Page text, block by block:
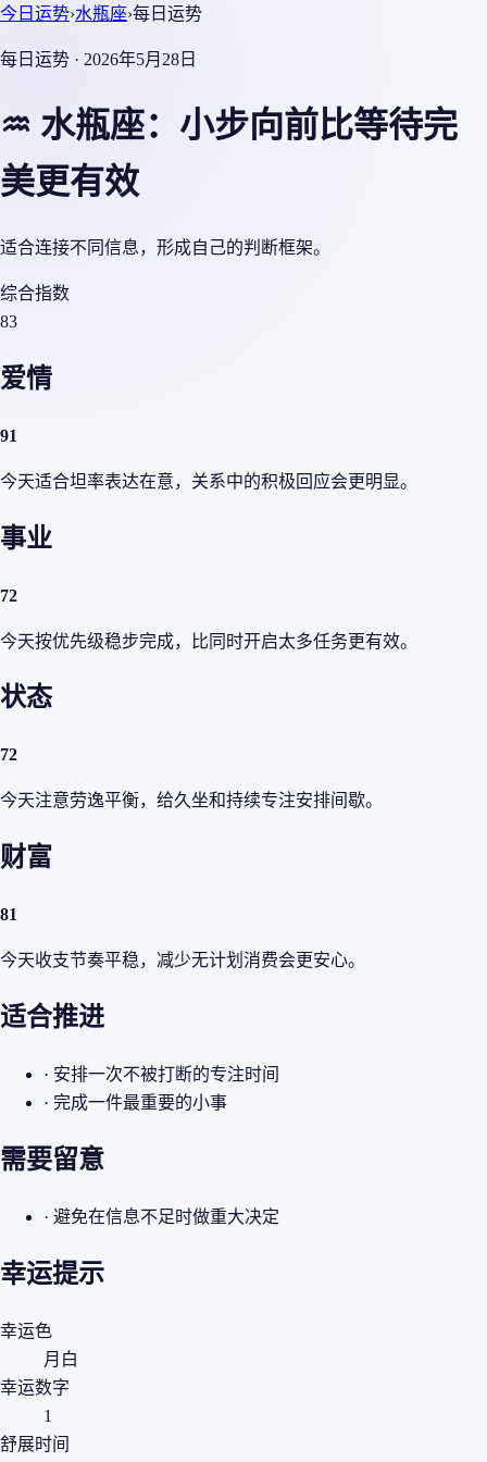
今日运势›水瓶座›每日运势
每日运势 · 2026年5月28日
♒ 水瓶座：小步向前比等待完
美更有效
适合连接不同信息，形成自己的判断框架。
综合指数
83
爱情
91
今天适合坦率表达在意，关系中的积极回应会更明显。
事业
72
今天按优先级稳步完成，比同时开启太多任务更有效。
状态
72
今天注意劳逸平衡，给久坐和持续专注安排间歇。
财富
81
今天收支节奏平稳，减少无计划消费会更安心。
适合推进
· 安排一次不被打断的专注时间
· 完成一件最重要的小事
需要留意
· 避免在信息不足时做重大决定
幸运提示
幸运色
月白
幸运数字
1
舒展时间